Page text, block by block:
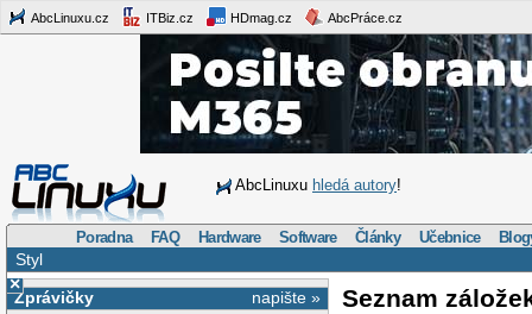
AbcLinuxu.cz ITBiz.cz HDmag.cz AbcPráce.cz
AbcLinuxu hledá autory!
Poradna FAQ Hardware Software Články Učebnice
Styl
×
napište »
Zprávičky
Seznam